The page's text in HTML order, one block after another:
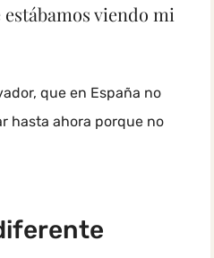
viendo mi
que en España no
hasta ahora porque no